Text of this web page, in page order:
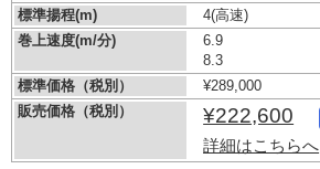
標準揚程(m)
4(高速)
巻上速度(m/分)
6.9
8.3
標準価格（税別）
¥289,000
販売価格（税別）
¥222,600
詳細はこちらへ